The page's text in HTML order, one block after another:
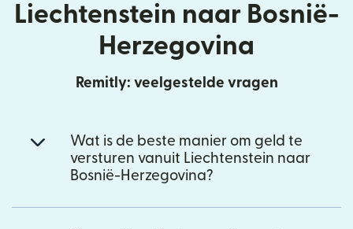
Liechtenstein naar Bosnië-
Herzegovina
Remitly: veelgestelde vragen
Wat is de beste manier om geld te
versturen vanuit Liechtenstein naar
Bosnië-Herzegovina?